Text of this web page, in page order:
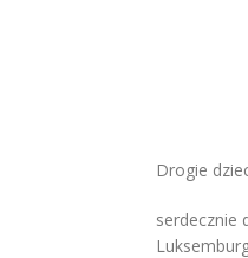
Drogie
serdecznie